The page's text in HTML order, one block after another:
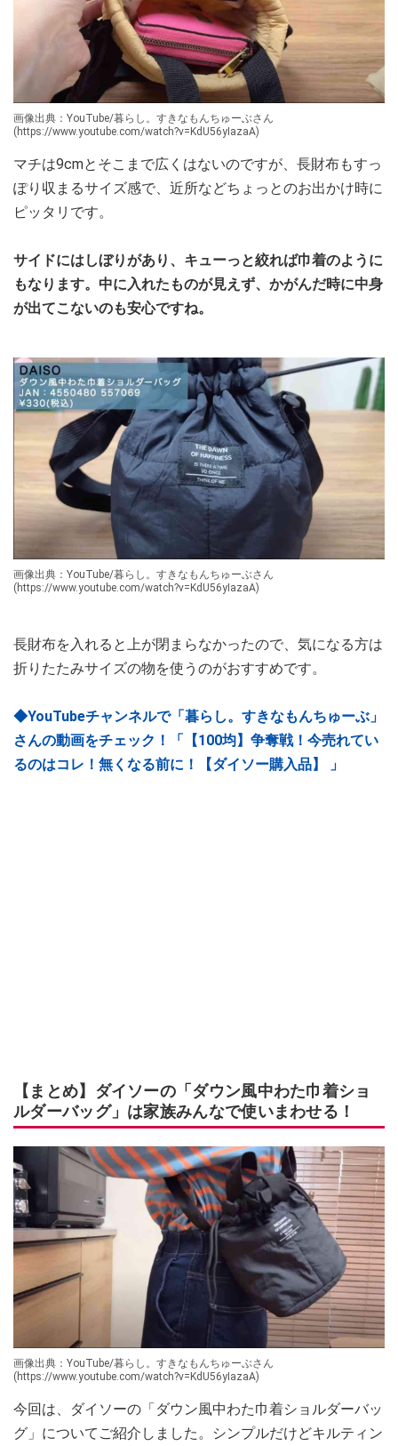
画像出典：YouTube/暮らし。すきなもんちゅーぶさん
(https://www.youtube.com/watch?v=KdU56yIazaA)
マチは9cmとそこまで広くはないのですが、長財布もすっ
ぽり収まるサイズ感で、近所などちょっとのお出かけ時に
ピッタリです。
サイドにはしぼりがあり、キューっと絞れば巾着のように
もなります。中に入れたものが見えず、かがんだ時に中身
が出てこないのも安心ですね。
画像出典：YouTube/暮らし。すきなもんちゅーぶさん
(https://www.youtube.com/watch?v=KdU56yIazaA)
長財布を入れると上が閉まらなかったので、気になる方は
折りたたみサイズの物を使うのがおすすめです。
◆YouTubeチャンネルで「暮らし。すきなもんちゅーぶ」
さんの動画をチェック！「【100均】争奪戦！今売れてい
るのはコレ！無くなる前に！【ダイソー購入品】 」
【まとめ】ダイソーの「ダウン風中わた巾着ショ
ルダーバッグ」は家族みんなで使いまわせる！
画像出典：YouTube/暮らし。すきなもんちゅーぶさん
(https://www.youtube.com/watch?v=KdU56yIazaA)
今回は、ダイソーの「ダウン風中わた巾着ショルダーバッ
グ」についてご紹介しました。シンプルだけどキルティン